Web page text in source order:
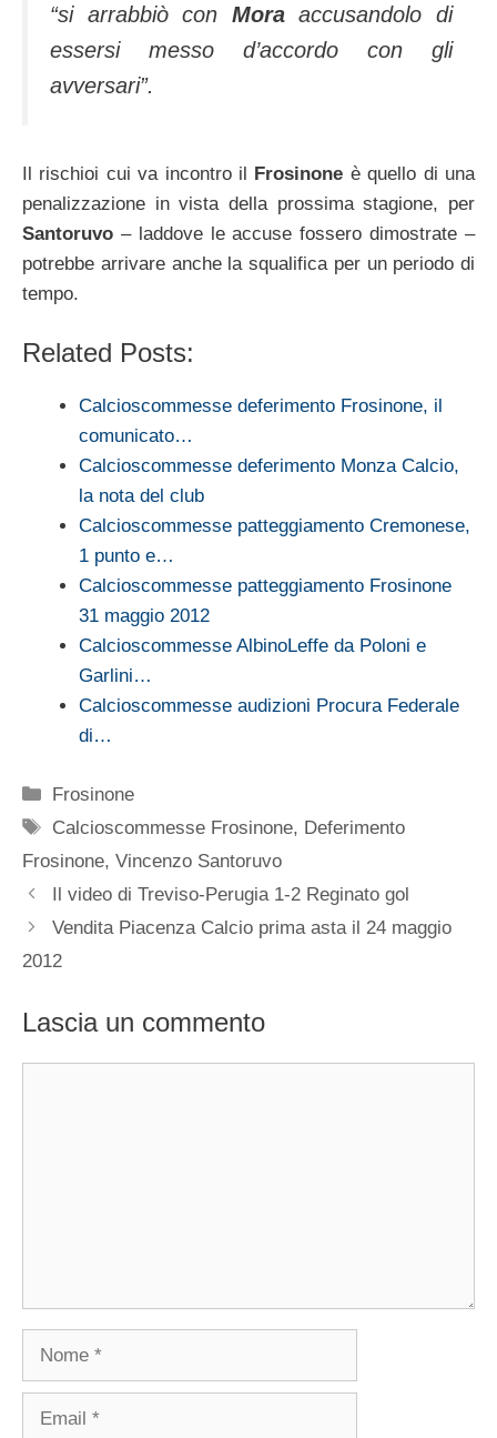
“si arrabbiò con Moraaccusandolo di
essersi messo d’accordo con gli
avversari”.
Il rischioi cui va incontro il Frosinone è quello di una
penalizzazione in vista della prossima stagione, per
Santoruvo – laddove le accuse fossero dimostrate –
potrebbe arrivare anche la squalifica per un periodo di
tempo.
Related Posts:
Calcioscommesse deferimento Frosinone, il
comunicato…
Calcioscommesse deferimento Monza Calcio,
la nota del club
Calcioscommesse patteggiamento Cremonese,
1 punto e…
Calcioscommesse patteggiamento Frosinone
31 maggio 2012
Calcioscommesse AlbinoLeffe da Poloni e
Garlini…
Calcioscommesse audizioni Procura Federale
di…
Categorie
Frosinone
Tag
Calcioscommesse Frosinone, Deferimento
Frosinone, Vincenzo Santoruvo
Il video di Treviso-Perugia 1-2 Reginato gol
Vendita Piacenza Calcio prima asta il 24 maggio
2012
Lascia un commento